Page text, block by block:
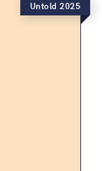
Untold 2025